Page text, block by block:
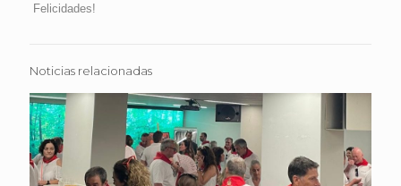
Felicidades!
Noticias relacionadas